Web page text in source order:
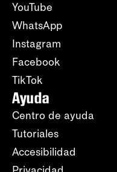
YouTube
WhatsApp
Instagram
Facebook
TikTok
Ayuda
Centro de ayuda
Tutoriales
Accesibilidad